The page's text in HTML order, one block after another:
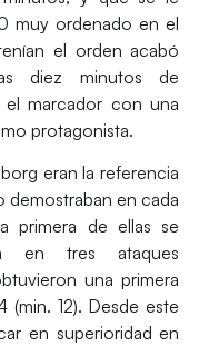
muy ordenado en el
el orden acabó
diez minutos de
marcador con una
protagonista.
eran la referencia
demostraban en cada
primera de ellas se
en tres ataques
una primera
12). Desde este
en superioridad en